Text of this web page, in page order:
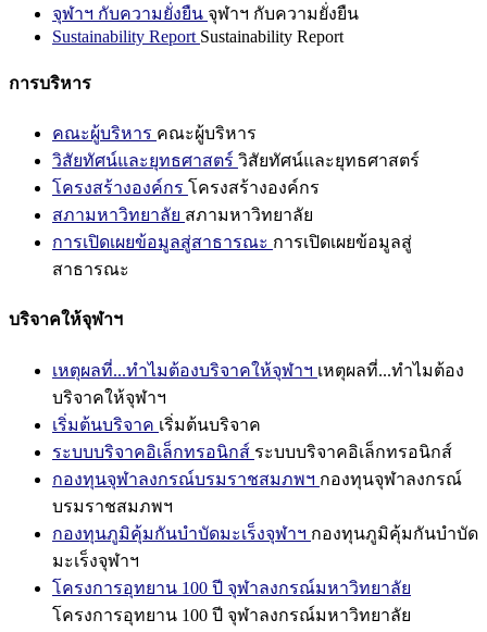
จุฬาฯ กับความยั่งยืน จุฬาฯ กับความยั่งยืน
Sustainability Report Sustainability Report
การบริหาร
คณะผู้บริหาร คณะผู้บริหาร
วิสัยทัศน์และยุทธศาสตร์ วิสัยทัศน์และยุทธศาสตร์
โครงสร้างองค์กร โครงสร้างองค์กร
สภามหาวิทยาลัย สภามหาวิทยาลัย
การเปิดเผยข้อมูลสู่สาธารณะ การเปิดเผยข้อมูลสู่
สาธารณะ
บริจาคให้จุฬาฯ
เหตุผลที่...ทำไมต้องบริจาคให้จุฬาฯ เหตุผลที่...ทำไมต้อง
บริจาคให้จุฬาฯ
เริ่มต้นบริจาค เริ่มต้นบริจาค
ระบบบริจาคอิเล็กทรอนิกส์ ระบบบริจาคอิเล็กทรอนิกส์
กองทุนจุฬาลงกรณ์บรมราชสมภพฯ กองทุนจุฬาลงกรณ์
บรมราชสมภพฯ
กองทุนภูมิคุ้มกันบำบัดมะเร็งจุฬาฯ กองทุนภูมิคุ้มกันบำบัด
มะเร็งจุฬาฯ
โครงการอุทยาน 100 ปี จุฬาลงกรณ์มหาวิทยาลัย
โครงการอุทยาน 100 ปี จุฬาลงกรณ์มหาวิทยาลัย